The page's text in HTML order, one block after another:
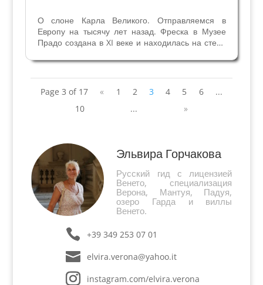
О слоне Карла Великого. Отправляемся в
Европу на тысячу лет назад. Фреска в Музее
Прадо создана в XI веке и находилась на стене
мы видим животное, которое кажется нам
сказочным – своеобразный белый слон с
маленькими ушами без...
Page 3 of 17 « 1 2 3 4 5 6
...
10
... »
Эльвира Горчакова
Русский гид с лицензией
Венето, специализация
Верона, Мантуя, Падуя,
озеро Гарда и виллы
Венето.
+39 349 253 07 01
elvira.verona@yahoo.it
instagram.com/elvira.verona